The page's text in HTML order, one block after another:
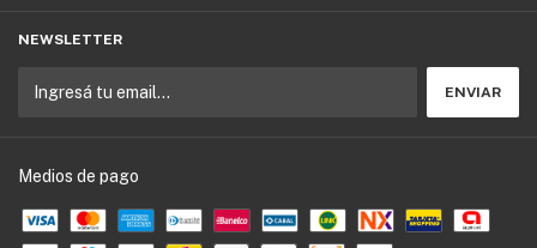
NEWSLETTER
Medios de pago